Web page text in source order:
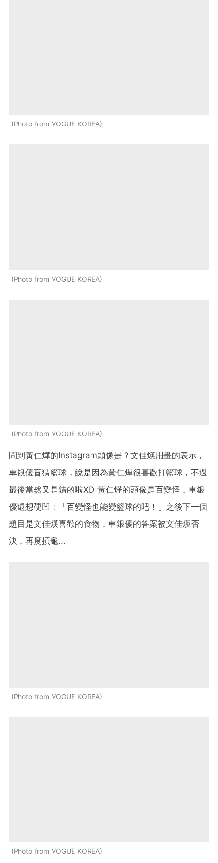
Photo from VOGUE KOREA
Photo from VOGUE KOREA
Photo from VOGUE KOREA
問到黃仁燁的Instagram頭像是？文佳煐用畫的表示，
車銀優盲猜籃球，說是因為黃仁燁很喜歡打籃球，不過
最後當然又是錯的啦XD 黃仁燁的頭像是百變怪，車銀
優還想硬凹：「百變怪也能變籃球的吧！」之後下一個
題目是文佳煐喜歡的食物，車銀優的答案被文佳煐否
決，再度摃龜...
Photo from VOGUE KOREA
Photo from VOGUE KOREA